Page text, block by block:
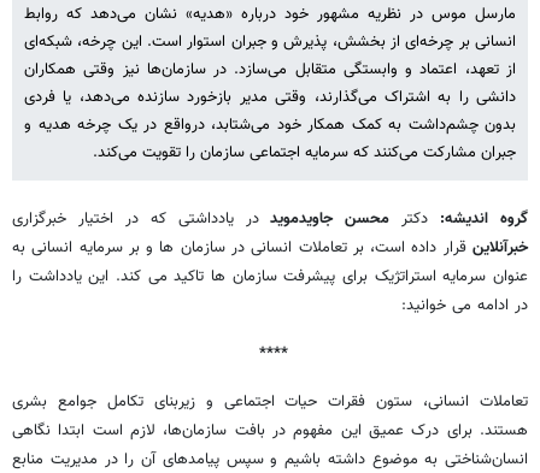
مارسل موس در نظریه مشهور خود درباره «هدیه» نشان می‌دهد که روابط
انسانی بر چرخه‌ای از بخشش، پذیرش و جبران استوار است. این چرخه، شبکه‌ای
از تعهد، اعتماد و وابستگی متقابل می‌سازد. در سازمان‌ها نیز وقتی همکاران
دانشی را به اشتراک می‌گذارند، وقتی مدیر بازخورد سازنده می‌دهد، یا فردی
بدون چشم‌داشت به کمک همکار خود می‌شتابد، درواقع در یک چرخه هدیه و
جبران مشارکت می‌کنند که سرمایه اجتماعی سازمان را تقویت می‌کند.
گروه اندیشه: دکتر محسن جاویدمویددر یادداشتی که در اختیار خبرگزاری
خبرآنلاینقرار داده است، بر تعاملات انسانی در سازمان ها و بر سرمایه انسانی به
عنوان سرمایه استراتژیک برای پیشرفت سازمان ها تاکید می کند. این یادداشت را
در ادامه می خوانید:
****
تعاملات انسانی، ستون فقرات حیات اجتماعی و زیربنای تکامل جوامع بشری
هستند. برای درک عمیق این مفهوم در بافت سازمان‌ها، لازم است ابتدا نگاهی
انسان‌شناختی به موضوع داشته باشیم و سپس پیامدهای آن را در مدیریت منابع